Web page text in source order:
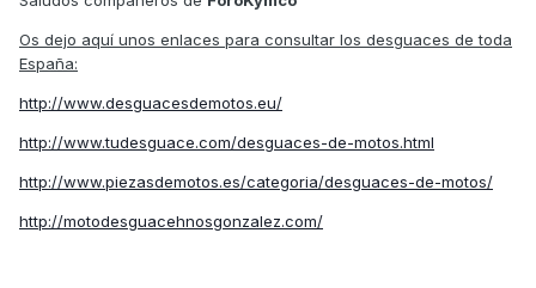
Os dejo aquí unos enlaces para consultar los desguaces de toda
España:
http://www.desguacesdemotos.eu/
http://www.tudesguace.com/desguaces-de-motos.html
http://www.piezasdemotos.es/categoria/desguaces-de-motos/
http://motodesguacehnosgonzalez.com/